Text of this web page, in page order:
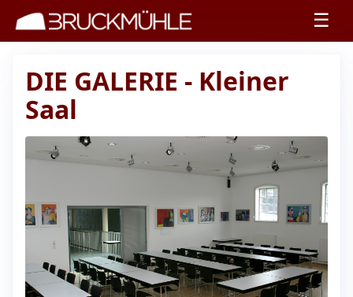
☰
DIE GALERIE - Kleiner
Saal